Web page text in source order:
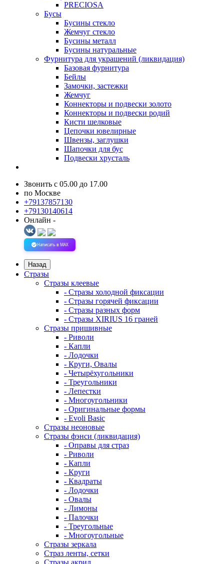
PRECIOSA
Бусы
Бусины стекло
Жемчуг стекло
Бусины металл
Бусины натуральные
Фурнитура для украшений (ликвидация)
Базовая фурнитура
Бейлы
Замочки, застежки
Жемчуг
Коннекторы и подвески золото
Коннекторы и подвески родий
Кисти шелковые
Цепочки ювелирные
Швензы, заглушки
Шапочки для бус
Подвески хрусталь
Звонить с 05.00 до 17.00
по Москве
+79137857130
+79130140614
Онлайн -
Написать в MAX
Назад
Стразы
Стразы клеевые
- Стразы холодной фиксации
- Стразы горячей фиксации
- Стразы разных форм
- Стразы XIRIUS 16 граней
Стразы пришивные
- Риволи
- Капли
- Лодочки
- Круги, Овалы
- Четырёхугольники
- Треугольники
- Лепестки
- Многоугольники
- Оригинальные формы
- Evoli Basic
Стразы неоновые
Стразы фэнси (ликвидация)
- Оправы для страз
- Риволи
- Капли
- Круги
- Квадраты
- Лодочки
- Овалы
- Лимоны
- Палочки
- Треугольные
- Многоугольные
Стразы зеркала
Страз ленты, сетки
Стразы акрил